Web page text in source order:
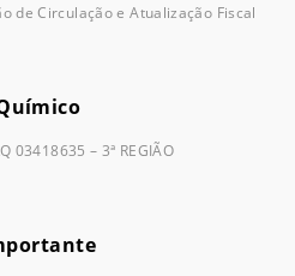
de Circulação e Atualização Fiscal
03418635 – 3ª REGIÃO